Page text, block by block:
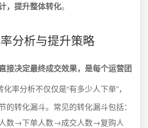
，提升整体转化。
分析与提升策略
接决定最终成交效果，是每个运营团
化率分析不仅仅是“有多少人下单”，
的转化漏斗。常见的转化漏斗包括：
数→下单人数→成交人数→复购人